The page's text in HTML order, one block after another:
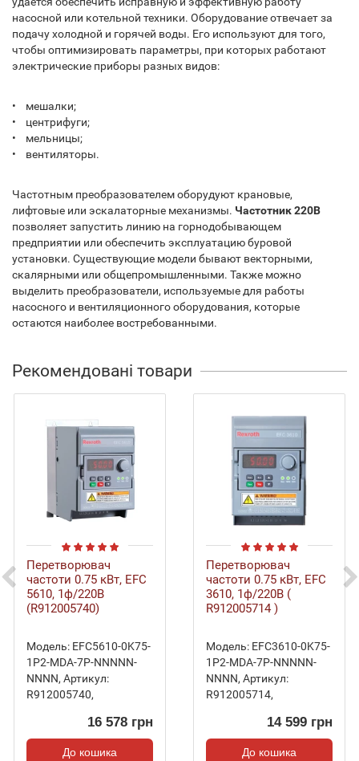
насосной или котельной техники. Оборудование отвечает за
подачу холодной и горячей воды. Его используют для того,
чтобы оптимизировать параметры, при которых работают
электрические приборы разных видов:
• мешалки;
• центрифуги;
• мельницы;
• вентиляторы.
Частотным преобразователем оборудуют крановые,
лифтовые или эскалаторные механизмы. Частотник 220В
позволяет запустить линию на горнодобывающем
предприятии или обеспечить эксплуатацию буровой
установки. Существующие модели бывают векторными,
скалярными или общепромышленными. Также можно
выделить преобразователи, используемые для работы
насосного и вентиляционного оборудования, которые
остаются наиболее востребованными.
Рекомендовані товари
Перетворювач
частоти 0.75 кВт, EFC
5610, 1ф/220В
(R912005740)
Модель: EFC5610-0K75-
1P2-MDA-7P-NNNNN-
NNNN, Артикул:
R912005740,
16 578 грн
До кошика
Перетворювач
частоти 0.75 кВт, EFC
3610, 1ф/220В (
R912005714 )
Модель: EFC3610-0K75-
1Р2-MDA-7P-NNNNN-
NNNN, Артикул:
R912005714,
14 599 грн
До кошика